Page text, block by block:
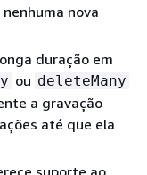
nova
duração em
ou deleteMany
a gravação
até que ela
suporte ao